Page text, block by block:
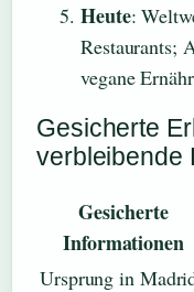
Heute:
Restaurants;
vegane
Gesicherte
verbleibende
Gesicherte
Informationen
Ursprung in